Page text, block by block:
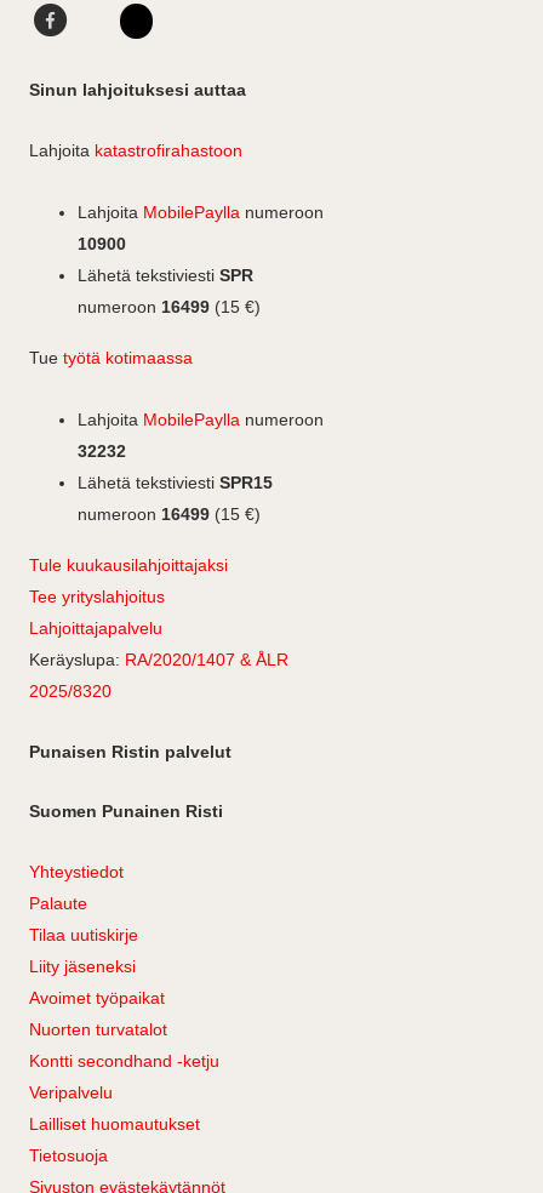
b
o
n
t
g
r
a
m
e
I
Sinun lahjoituksesi auttaa
Lahjoita katastrofirahastoon
Lahjoita MobilePaylla numeroon
10900
Lähetä tekstiviesti SPR
numeroon 16499 (15 €)
Tue työtä kotimaassa
Lahjoita MobilePaylla numeroon
32232
Lähetä tekstiviesti SPR15
numeroon 16499 (15 €)
Tule kuukausilahjoittajaksi
Tee yrityslahjoitus
Lahjoittajapalvelu
Keräyslupa: RA/2020/1407 & ÅLR
2025/8320
Punaisen Ristin palvelut
Suomen Punainen Risti
Yhteystiedot
Palaute
Tilaa uutiskirje
Liity jäseneksi
Avoimet työpaikat
Nuorten turvatalot
Kontti secondhand -ketju
Veripalvelu
Lailliset huomautukset
Tietosuoja
Sivuston evästekäytännöt